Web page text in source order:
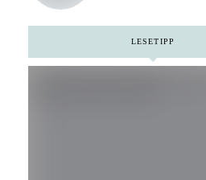
LESETIPP